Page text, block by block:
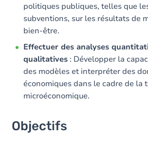
politiques publiques, telles que
subventions, sur les résultats de
bien-être.
Effectuer des analyses
qualitatives : Développer la
des modèles et interpréter des
économiques dans le cadre de la
microéconomique.
Objectifs